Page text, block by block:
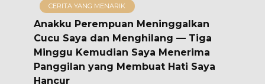
CERITA YANG MENARIK
Anakku Perempuan Meninggalkan
Cucu Saya dan Menghilang — Tiga
Minggu Kemudian Saya Menerima
Panggilan yang Membuat Hati Saya
Hancur